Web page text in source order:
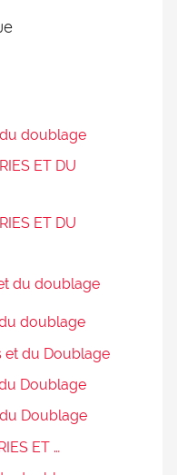
doublage
ET DU
ET DU
du doublage
doublage
et du Doublage
Doublage
Doublage
ET …